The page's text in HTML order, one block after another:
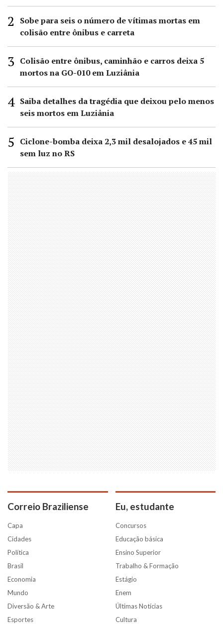
Sobe para seis o número de vítimas mortas em
colisão entre ônibus e carreta
Colisão entre ônibus, caminhão e carros deixa 5
mortos na GO-010 em Luziânia
Saiba detalhes da tragédia que deixou pelo menos
seis mortos em Luziânia
Ciclone-bomba deixa 2,3 mil desalojados e 45 mil
sem luz no RS
Correio Braziliense
Capa
Cidades
Política
Brasil
Economia
Mundo
Diversão & Arte
Esportes
Eu, estudante
Concursos
Educação básica
Ensino Superior
Trabalho & Formação
Estágio
Enem
Últimas Notícias
Cultura